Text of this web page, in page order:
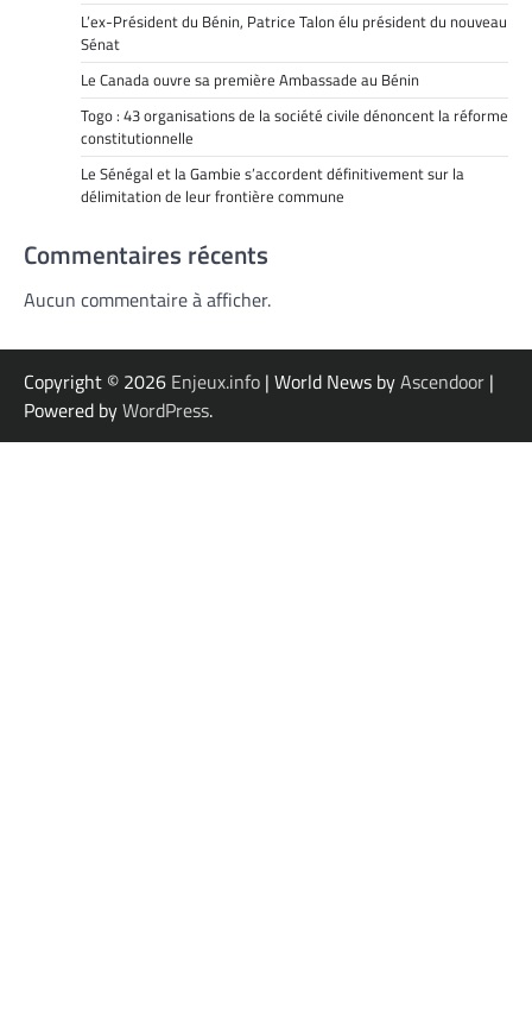
L’ex-Président du Bénin, Patrice Talon élu président du nouveau
Sénat
Le Canada ouvre sa première Ambassade au Bénin
Togo : 43 organisations de la société civile dénoncent la réforme
constitutionnelle
Le Sénégal et la Gambie s’accordent définitivement sur la
délimitation de leur frontière commune
Commentaires récents
Aucun commentaire à afficher.
Copyright © 2026 Enjeux.info | World News byAscendoor |
Powered byWordPress.